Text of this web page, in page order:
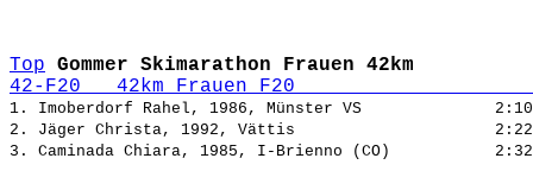
Top
Gommer Skimarathon Frauen 42km
42-F20   42km Frauen F20
1. Imoberdorf Rahel, 1986, Münster VS
2. Jäger Christa, 1992, Vättis
3. Caminada Chiara, 1985, I-Brienno (CO)